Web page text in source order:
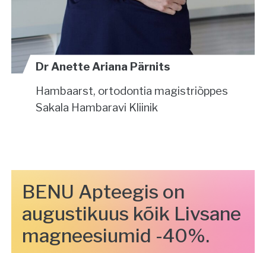
Dr Anette Ariana Pärnits
Hambaarst, ortodontia magistriõppes
Sakala Hambaravi Kliinik
BENU Apteegis on
augustikuus kõik Livsane
magneesiumid -40%.